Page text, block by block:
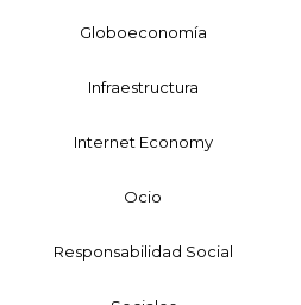
Globoeconomía
Infraestructura
Internet Economy
Ocio
Responsabilidad Social